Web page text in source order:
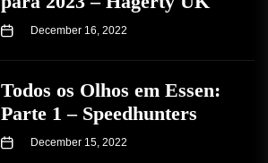
December 16, 2022
Todos os Olhos em Essen:
Parte 1 – Speedhunters
December 15, 2022